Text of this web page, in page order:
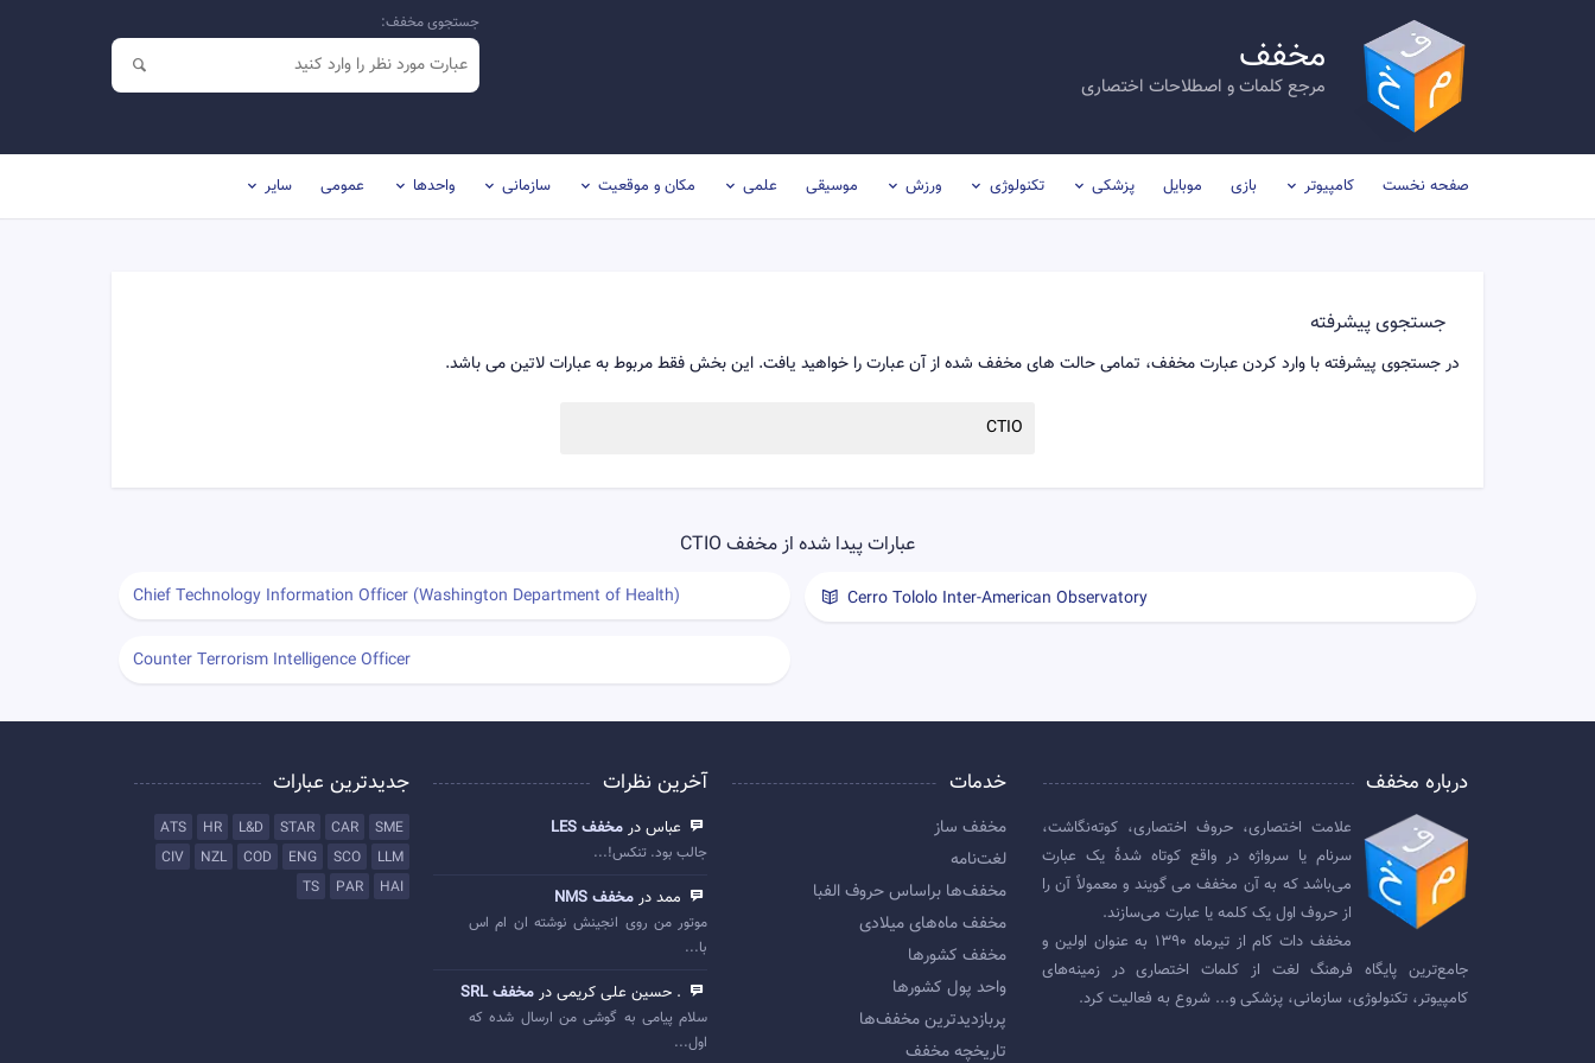
مخفف
مرجع کلمات و اصطلاحات اختصاری
جستجوی مخفف:
صفحه نخست کامپیوتر بازی موبایل پزشکی تکنولوژی ورزش موسیقی علمی مکان و موقعیت سازمانی واحدها عمومی سایر
جستجوی پیشرفته
در جستجوی پیشرفته با وارد کردن عبارت مخفف، تمامی حالت های مخفف شده از آن عبارت را خواهید یافت. این بخش فقط مربوط به عبارات لاتین می باشد.
عبارات پیدا شده از مخفف CTIO
Cerro Tololo Inter-American Observatory
Chief Technology Information Officer (Washington Department of Health)
Counter Terrorism Intelligence Officer
درباره مخفف
علامت اختصاری، حروف اختصاری، کوته‌نگاشت،
سرنام یا سرواژه در واقع کوتاه شدهٔ یک عبارت
می‌باشد که به آن مخفف می گویند و معمولاً آن را
از حروف اول یک کلمه یا عبارت می‌سازند.
مخفف دات کام از تیرماه ۱۳۹۰ به عنوان اولین و
جامع‌ترین پایگاه فرهنگ لغت از کلمات اختصاری در زمینه‌های
کامپیوتر، تکنولوژی، سازمانی، پزشکی و... شروع به فعالیت کرد.
خدمات
مخفف ساز
لغت‌نامه
مخفف‌ها براساس حروف الفبا
مخفف ماه‌های میلادی
مخفف کشورها
واحد پول کشورها
پربازديدترين مخفف‌ها
تاريخچه مخفف
آخرین نظرات
عباس در مخفف LES
جالب بود. تنکس!...
ممد در مخفف NMS
موتور من روی انجینش نوشته ان ام اس
با...
. حسین علی کریمی در مخفف SRL
سلام پیامی به گوشی من ارسال شده که
اول...
جدیدترین عبارات
SME
CAR
STAR
L&D
HR
ATS
LLM
SCO
ENG
COD
NZL
CIV
HAI
PAR
TS